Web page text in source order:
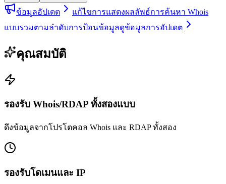
ข้อมูลอัปเดต
แก้ไขการแสดงผลลัพธ์การค้นหา Whois
แบบรวมตามลำดับการป้อนข้อมูลดูข้อมูลการอัปเดต
คุณสมบัติ
รองรับ Whois/RDAP ทั้งสองแบบ
ดึงข้อมูลจากโปรโตคอล Whois และ RDAP ทั้งสอง
รองรับโดเมนและ IP